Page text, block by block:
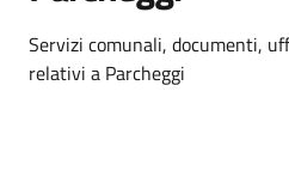
Dettagli
Servizi comunali, documenti,
relativi a Parcheggi